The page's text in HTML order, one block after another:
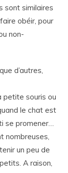
sont similaires
obéir, pour
non-
d’autres,
petite souris ou
le chat est
se promener…
nombreuses,
un peu de
A raison,